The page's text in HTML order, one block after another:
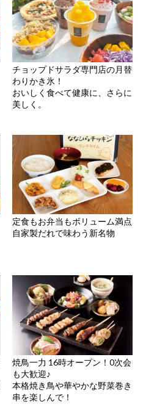
チョップドサラダ専門店の月替
わりかき氷！
おいしく食べて健康に、さらに
美しく。
定食もお弁当もボリューム満点
自家製だれで味わう新名物
焼鳥一力 16時オープン！0次会
も大歓迎♪
本格焼き鳥や華やかな野菜巻き
串を楽しんで！